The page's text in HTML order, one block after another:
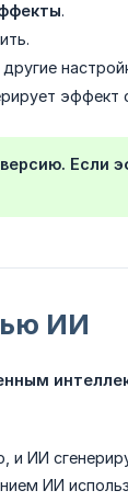
.
эффект
Если
ИИ
ИИ
ИИ